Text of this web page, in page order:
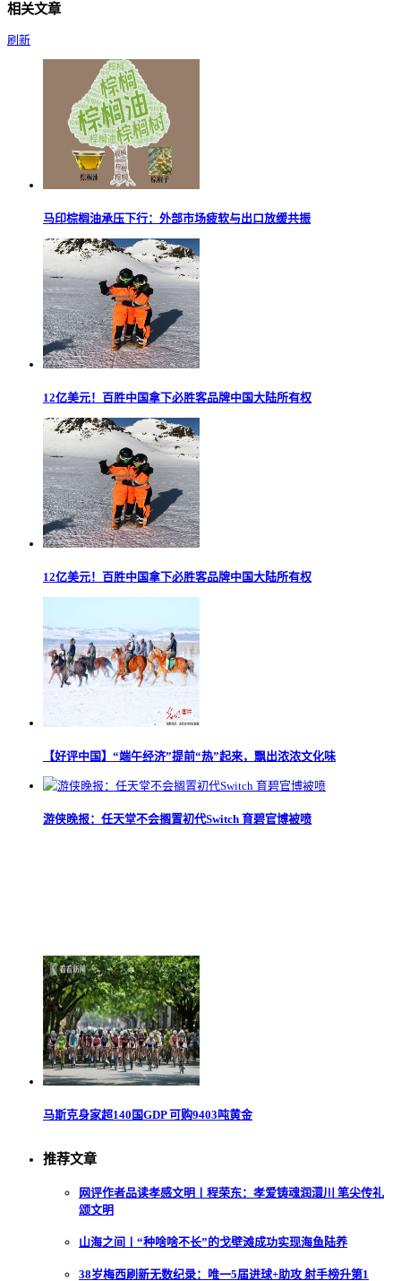
相关文章
刷新
马印棕榈油承压下行：外部市场疲软与出口放缓共振
12亿美元！百胜中国拿下必胜客品牌中国大陆所有权
12亿美元！百胜中国拿下必胜客品牌中国大陆所有权
【好评中国】“端午经济”提前“热”起来，飘出浓浓文化味
游侠晚报：任天堂不会搁置初代Switch 育碧官博被喷
马斯克身家超140国GDP 可购9403吨黄金
推荐文章
网评作者品读孝感文明丨程荣东：孝爱铸魂润澴川 笔尖传礼
颂文明
山海之间丨“种啥啥不长”的戈壁滩成功实现海鱼陆养
38岁梅西刷新无数纪录：唯一5届进球+助攻 射手榜升第1